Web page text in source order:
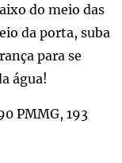
do meio das
da porta, suba
para se
água!
PMMG, 193